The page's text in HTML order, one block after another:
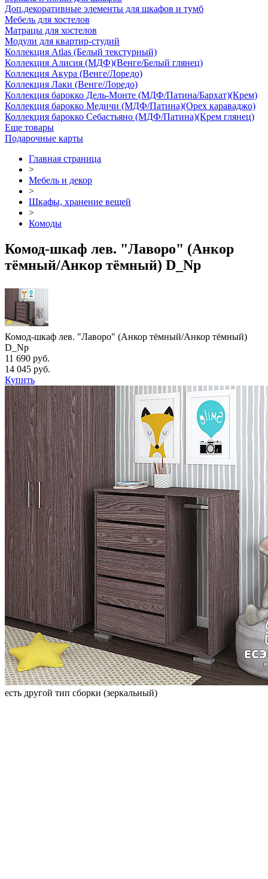
Доп.декоративные элементы для шкафов и тумб
Мебель для хостелов
Матрацы для хостелов
Модули для квартир-студий
Коллекция Atlas (Белый текстурный)
Коллекция Алисия (МДФ)(Венге/Белый глянец)
Коллекция Акура (Венге/Лоредо)
Коллекция Лаки (Венге/Лоредо)
Коллекция барокко Дель-Монте (МДФ/Патина/Бархат)(Крем)
Коллекция барокко Медичи (МДФ/Патина)(Орех караваджо)
Коллекция барокко Себастьяно (МДФ/Патина)(Крем глянец)
Еще товары
Подарочные карты
Главная страница
>
Мебель и декор
>
Шкафы, хранение вещей
>
Комоды
Комод-шкаф лев. "Лаворо" (Анкор
тёмный/Анкор тёмный) D_Np
Комод-шкаф лев. "Лаворо" (Анкор тёмный/Анкор тёмный)
D_Np
11 690 руб.
14 045 руб.
Купить
есть другой тип сборки (зеркальный)